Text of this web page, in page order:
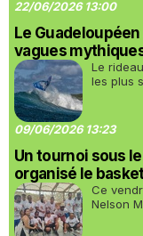
22/06/2026 13:00
Le
vagues
Le
les plus
09/06/2026 13:23
Un tournoi sous le
organisé le
Ce
Nelson